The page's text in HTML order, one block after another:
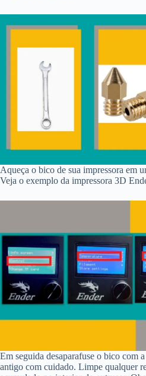
Aqueça o bico de sua impressora em
Veja o exemplo da impressora 3D
Em seguida desaparafuse o bico com
antigo com cuidado. Limpe qualquer